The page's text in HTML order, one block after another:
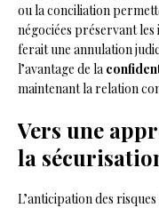
ou la conciliation
négociées préservant
ferait une annulation
l’avantage de la
maintenant la relation
Vers une
la
L’anticipation des